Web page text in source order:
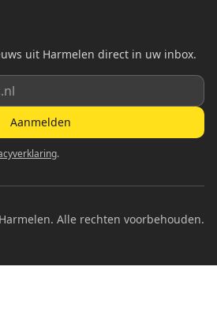
uit Harmelen direct in uw inbox.
Aanmelden
.
Alle rechten voorbehouden.